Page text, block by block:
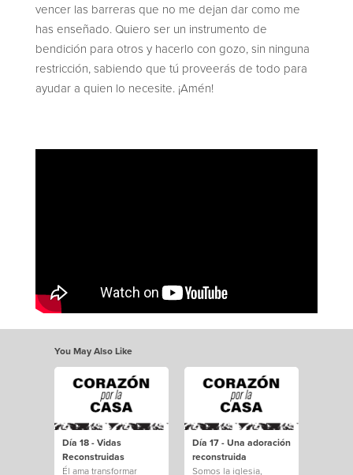
vencer las barreras que no me dejan dar como me
has enseñado. Quiero ser un instrumento de
bendición para otros y hacerlo con gozo, sin ninguna
restricción, sabiendo que tú proveerás de todo para
ayudar a quien lo necesite. ¡Amén!
You May Also Like
Día 18 - Vidas
Reconstruidas
Él ama transformar
Día 17 - Una adoración
reconstruida
Somos la iglesia,